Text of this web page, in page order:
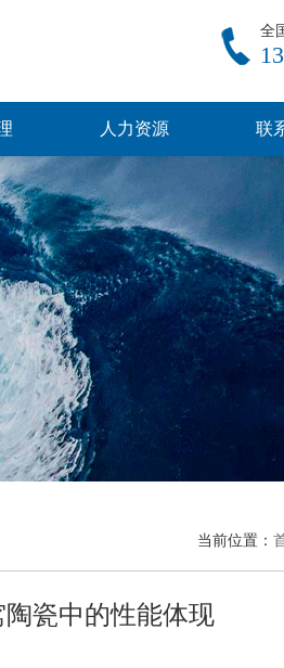
全
人力资源 联
当前位置：
瓷中的性能体现